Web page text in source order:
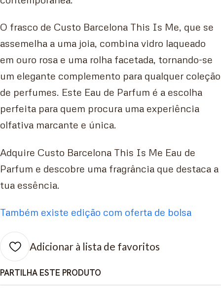
O frasco de Custo Barcelona This Is Me, que se
assemelha a uma joia, combina vidro laqueado
em ouro rosa e uma rolha facetada, tornando-se
um elegante complemento para qualquer coleção
de perfumes. Este Eau de Parfum é a escolha
perfeita para quem procura uma experiência
olfativa marcante e única.
Adquire Custo Barcelona This Is Me Eau de
Parfum e descobre uma fragrância que destaca a
tua essência.
Também existe edição com oferta de bolsa
Adicionar à lista de favoritos
PARTILHA ESTE PRODUTO